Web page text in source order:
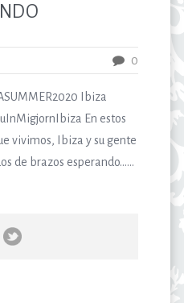
0
Ibiza
En estos
vivimos, Ibiza y su gente
de brazos esperando…...